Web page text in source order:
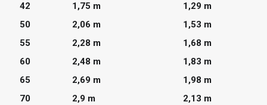
42
1,75 m
1,29 m
50
2,06 m
1,53 m
55
2,28 m
1,68 m
60
2,48 m
1,83 m
65
2,69 m
1,98 m
70
2,9 m
2,13 m